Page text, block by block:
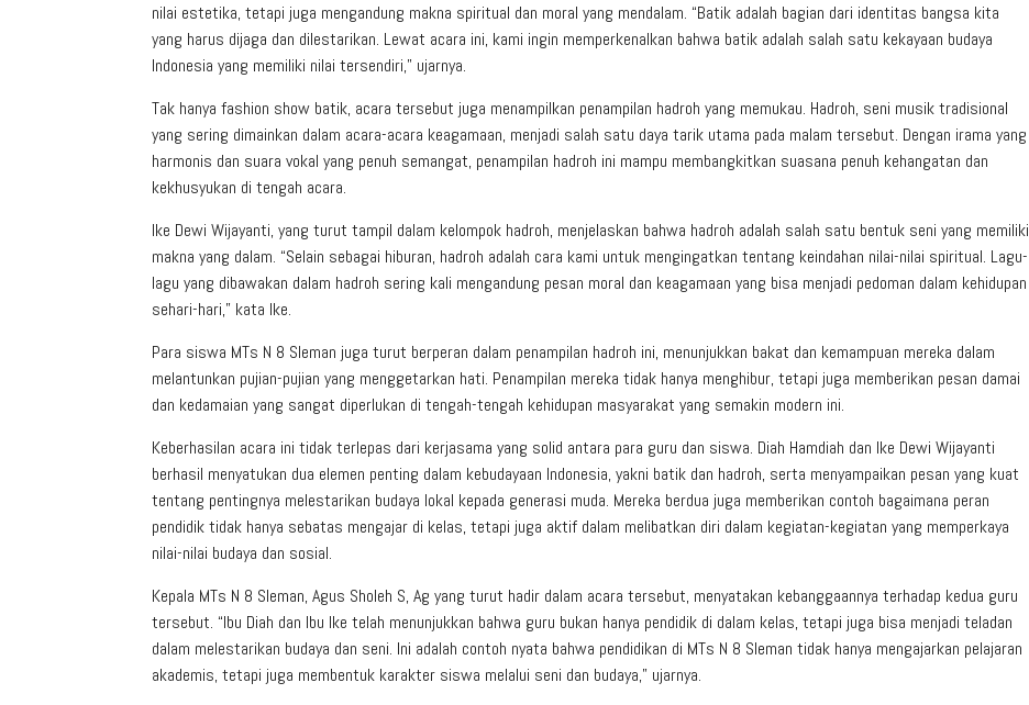
nilai estetika, tetapi juga mengandung makna spiritual dan moral yang mendalam. “Batik adalah bagian dari identitas bangsa kita
yang harus dijaga dan dilestarikan. Lewat acara ini, kami ingin memperkenalkan bahwa batik adalah salah satu kekayaan budaya
Indonesia yang memiliki nilai tersendiri,” ujarnya.
Tak hanya fashion show batik, acara tersebut juga menampilkan penampilan hadroh yang memukau. Hadroh, seni musik tradisional
yang sering dimainkan dalam acara-acara keagamaan, menjadi salah satu daya tarik utama pada malam tersebut. Dengan irama yang
harmonis dan suara vokal yang penuh semangat, penampilan hadroh ini mampu membangkitkan suasana penuh kehangatan dan
kekhusyukan di tengah acara.
Ike Dewi Wijayanti, yang turut tampil dalam kelompok hadroh, menjelaskan bahwa hadroh adalah salah satu bentuk seni yang memiliki
makna yang dalam. “Selain sebagai hiburan, hadroh adalah cara kami untuk mengingatkan tentang keindahan nilai-nilai spiritual. Lagu-
lagu yang dibawakan dalam hadroh sering kali mengandung pesan moral dan keagamaan yang bisa menjadi pedoman dalam kehidupan
sehari-hari,” kata Ike.
Para siswa MTs N 8 Sleman juga turut berperan dalam penampilan hadroh ini, menunjukkan bakat dan kemampuan mereka dalam
melantunkan pujian-pujian yang menggetarkan hati. Penampilan mereka tidak hanya menghibur, tetapi juga memberikan pesan damai
dan kedamaian yang sangat diperlukan di tengah-tengah kehidupan masyarakat yang semakin modern ini.
Keberhasilan acara ini tidak terlepas dari kerjasama yang solid antara para guru dan siswa. Diah Hamdiah dan Ike Dewi Wijayanti
berhasil menyatukan dua elemen penting dalam kebudayaan Indonesia, yakni batik dan hadroh, serta menyampaikan pesan yang kuat
tentang pentingnya melestarikan budaya lokal kepada generasi muda. Mereka berdua juga memberikan contoh bagaimana peran
pendidik tidak hanya sebatas mengajar di kelas, tetapi juga aktif dalam melibatkan diri dalam kegiatan-kegiatan yang memperkaya
nilai-nilai budaya dan sosial.
Kepala MTs N 8 Sleman, Agus Sholeh S, Ag yang turut hadir dalam acara tersebut, menyatakan kebanggaannya terhadap kedua guru
tersebut. “Ibu Diah dan Ibu Ike telah menunjukkan bahwa guru bukan hanya pendidik di dalam kelas, tetapi juga bisa menjadi teladan
dalam melestarikan budaya dan seni. Ini adalah contoh nyata bahwa pendidikan di MTs N 8 Sleman tidak hanya mengajarkan pelajaran
akademis, tetapi juga membentuk karakter siswa melalui seni dan budaya,” ujarnya.